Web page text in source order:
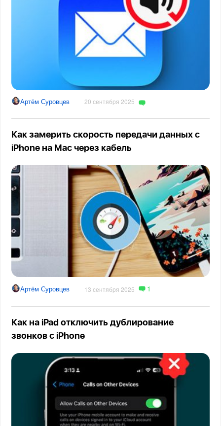
Артём Суровцев 20 сентября 2025
Как замерить скорость передачи данных с
iPhone на Mac через кабель
Артём Суровцев 13 сентября 2025 1
Как на iPad отключить дублирование
звонков с iPhone